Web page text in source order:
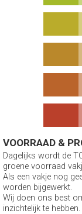
VOORRAAD &
Dagelijks wordt de
groene voorraad
Als een vakje nog
worden bijgewerkt.
Wij doen ons best
inzichtelijk te hebben.